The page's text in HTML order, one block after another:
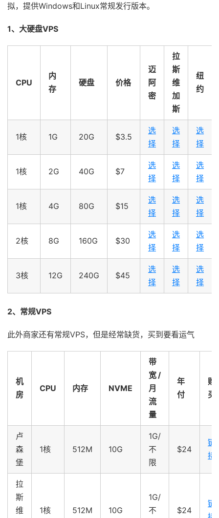
拟，提供Windows和Linux常规发行版本。
1、大硬盘VPS
CPU
内
存
硬盘 价格
迈
阿
密
拉
斯
维
加
斯
纽
约
1核 1G 20G $3.5
选
择
选
择
选
择
1核 2G 40G $7
选
择
选
择
选
择
1核 4G 80G $15
选
择
选
择
选
择
2核 8G 160G $30
选
择
选
择
选
择
3核 12G 240G $45
选
择
选
择
选
择
2、常规VPS
此外商家还有常规VPS，但是经常缺货，买到要看运气
机
房
CPU 内存 NVME
带
宽/
月
流
量
年
付
购
买
卢
森
堡
1核 512M 10G
1G/
不
限
$24
链
接
拉
斯
维
1核 512M 10G
1G/
不
$24
链